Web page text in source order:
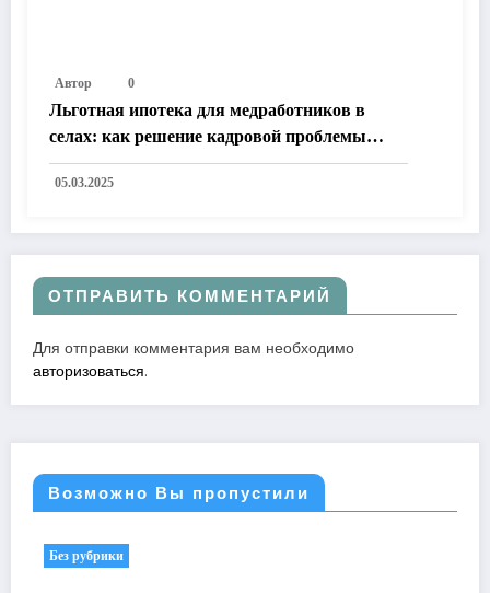
Автор 0
Льготная ипотека для медработников в
селах: как решение кадровой проблемы
улучшит жизнь в России
05.03.2025
ОТПРАВИТЬ КОММЕНТАРИЙ
Для отправки комментария вам необходимо
авторизоваться.
Возможно Вы пропустили
Без рубрики